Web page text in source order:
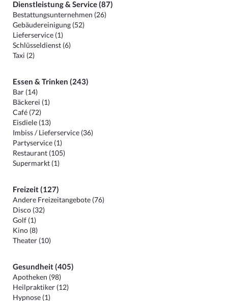
Dienstleistung & Service (87)
Bestattungsunternehmen (26)
Gebäudereinigung (52)
Lieferservice (1)
Schlüsseldienst (6)
Taxi (2)
Essen & Trinken (243)
Bar (14)
Bäckerei (1)
Café (72)
Eisdiele (13)
Imbiss / Lieferservice (36)
Partyservice (1)
Restaurant (105)
Supermarkt (1)
Freizeit (127)
Andere Freizeitangebote (76)
Disco (32)
Golf (1)
Kino (8)
Theater (10)
Gesundheit (405)
Apotheken (98)
Heilpraktiker (12)
Hypnose (1)